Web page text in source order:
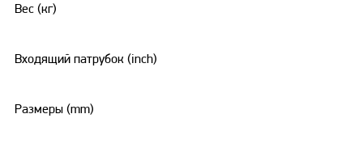
Вес (кг)
Входящий патрубок (inch)
Размеры (mm)